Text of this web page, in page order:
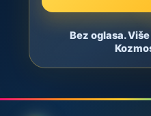
Bez oglasa.